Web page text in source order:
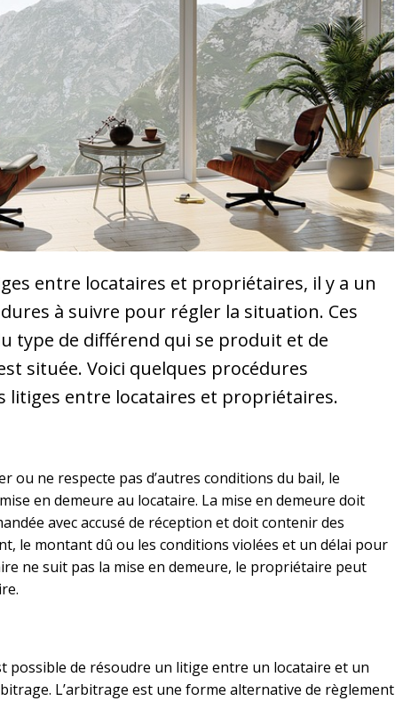
entre locataires et propriétaires, il y a un
à suivre pour régler la situation. Ces
type de différend qui se produit et de
située. Voici quelques procédures
litiges entre locataires et propriétaires.
ou ne respecte pas d’autres conditions du bail, le
en demeure au locataire. La mise en demeure doit
avec accusé de réception et doit contenir des
le montant dû ou les conditions violées et un délai pour
ne suit pas la mise en demeure, le propriétaire peut
possible de résoudre un litige entre un locataire et un
L’arbitrage est une forme alternative de règlement